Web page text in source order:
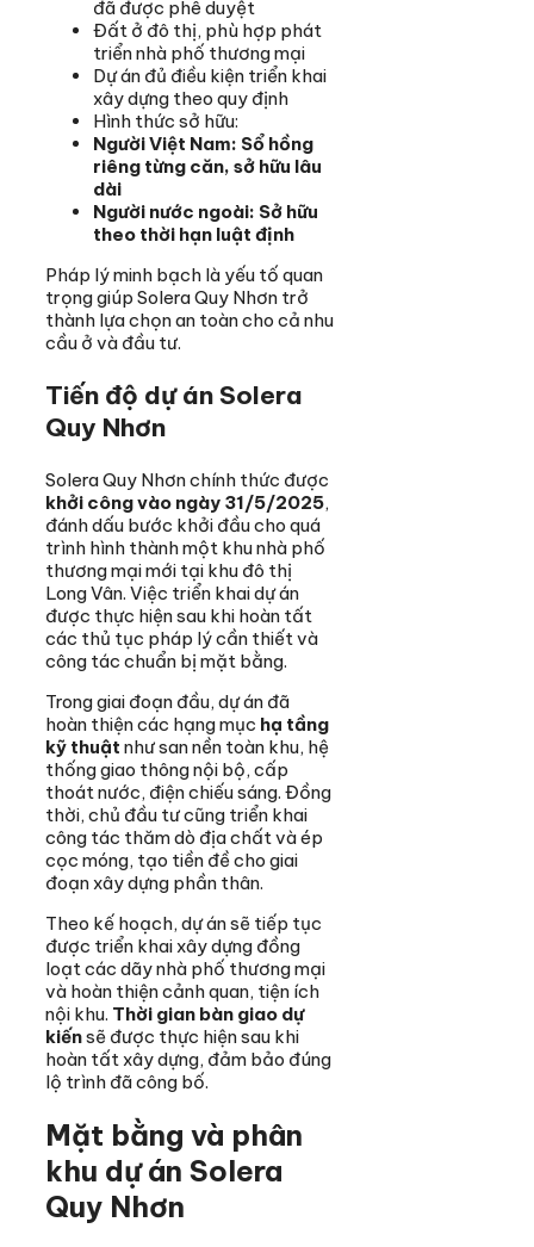
đã được phê duyệt
Đất ở đô thị, phù hợp phát
triển nhà phố thương mại
Dự án đủ điều kiện triển khai
xây dựng theo quy định
Hình thức sở hữu:
Người Việt Nam: Sổ hồng
riêng từng căn, sở hữu lâu
dài
Người nước ngoài: Sở hữu
theo thời hạn luật định
Pháp lý minh bạch là yếu tố quan
trọng giúp Solera Quy Nhơn trở
thành lựa chọn an toàn cho cả nhu
cầu ở và đầu tư.
Tiến độ dự án Solera
Quy Nhơn
Solera Quy Nhơn chính thức được
khởi công vào ngày 31/5/2025,
đánh dấu bước khởi đầu cho quá
trình hình thành một khu nhà phố
thương mại mới tại khu đô thị
Long Vân. Việc triển khai dự án
được thực hiện sau khi hoàn tất
các thủ tục pháp lý cần thiết và
công tác chuẩn bị mặt bằng.
Trong giai đoạn đầu, dự án đã
hoàn thiện các hạng mục hạ tầng
kỹ thuật như san nền toàn khu, hệ
thống giao thông nội bộ, cấp
thoát nước, điện chiếu sáng. Đồng
thời, chủ đầu tư cũng triển khai
công tác thăm dò địa chất và ép
cọc móng, tạo tiền đề cho giai
đoạn xây dựng phần thân.
Theo kế hoạch, dự án sẽ tiếp tục
được triển khai xây dựng đồng
loạt các dãy nhà phố thương mại
và hoàn thiện cảnh quan, tiện ích
nội khu. Thời gian bàn giao dự
kiếnsẽ được thực hiện sau khi
hoàn tất xây dựng, đảm bảo đúng
lộ trình đã công bố.
Mặt bằng và phân
khu dự án Solera
Quy Nhơn